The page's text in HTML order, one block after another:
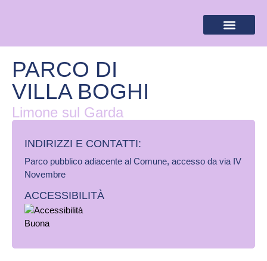
PARCO DI
VILLA BOGHI
Limone sul Garda
INDIRIZZI E CONTATTI:​
Parco pubblico adiacente al Comune, accesso da via IV
Novembre
ACCESSIBILITÀ